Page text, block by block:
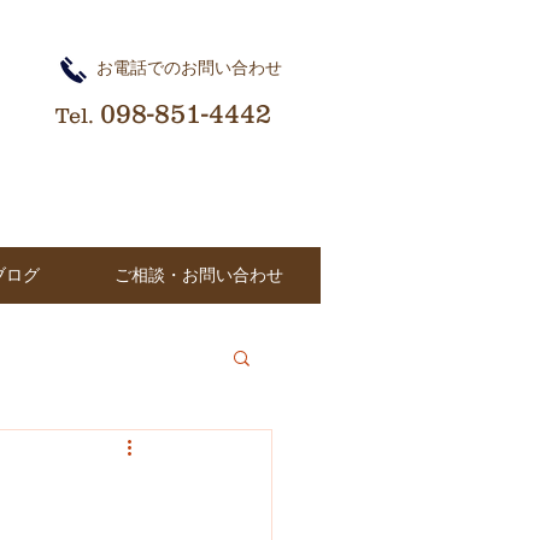
​お電話でのお問い合わせ
Tel. 098-851-4442
ログ ご相談・お問い合わせ